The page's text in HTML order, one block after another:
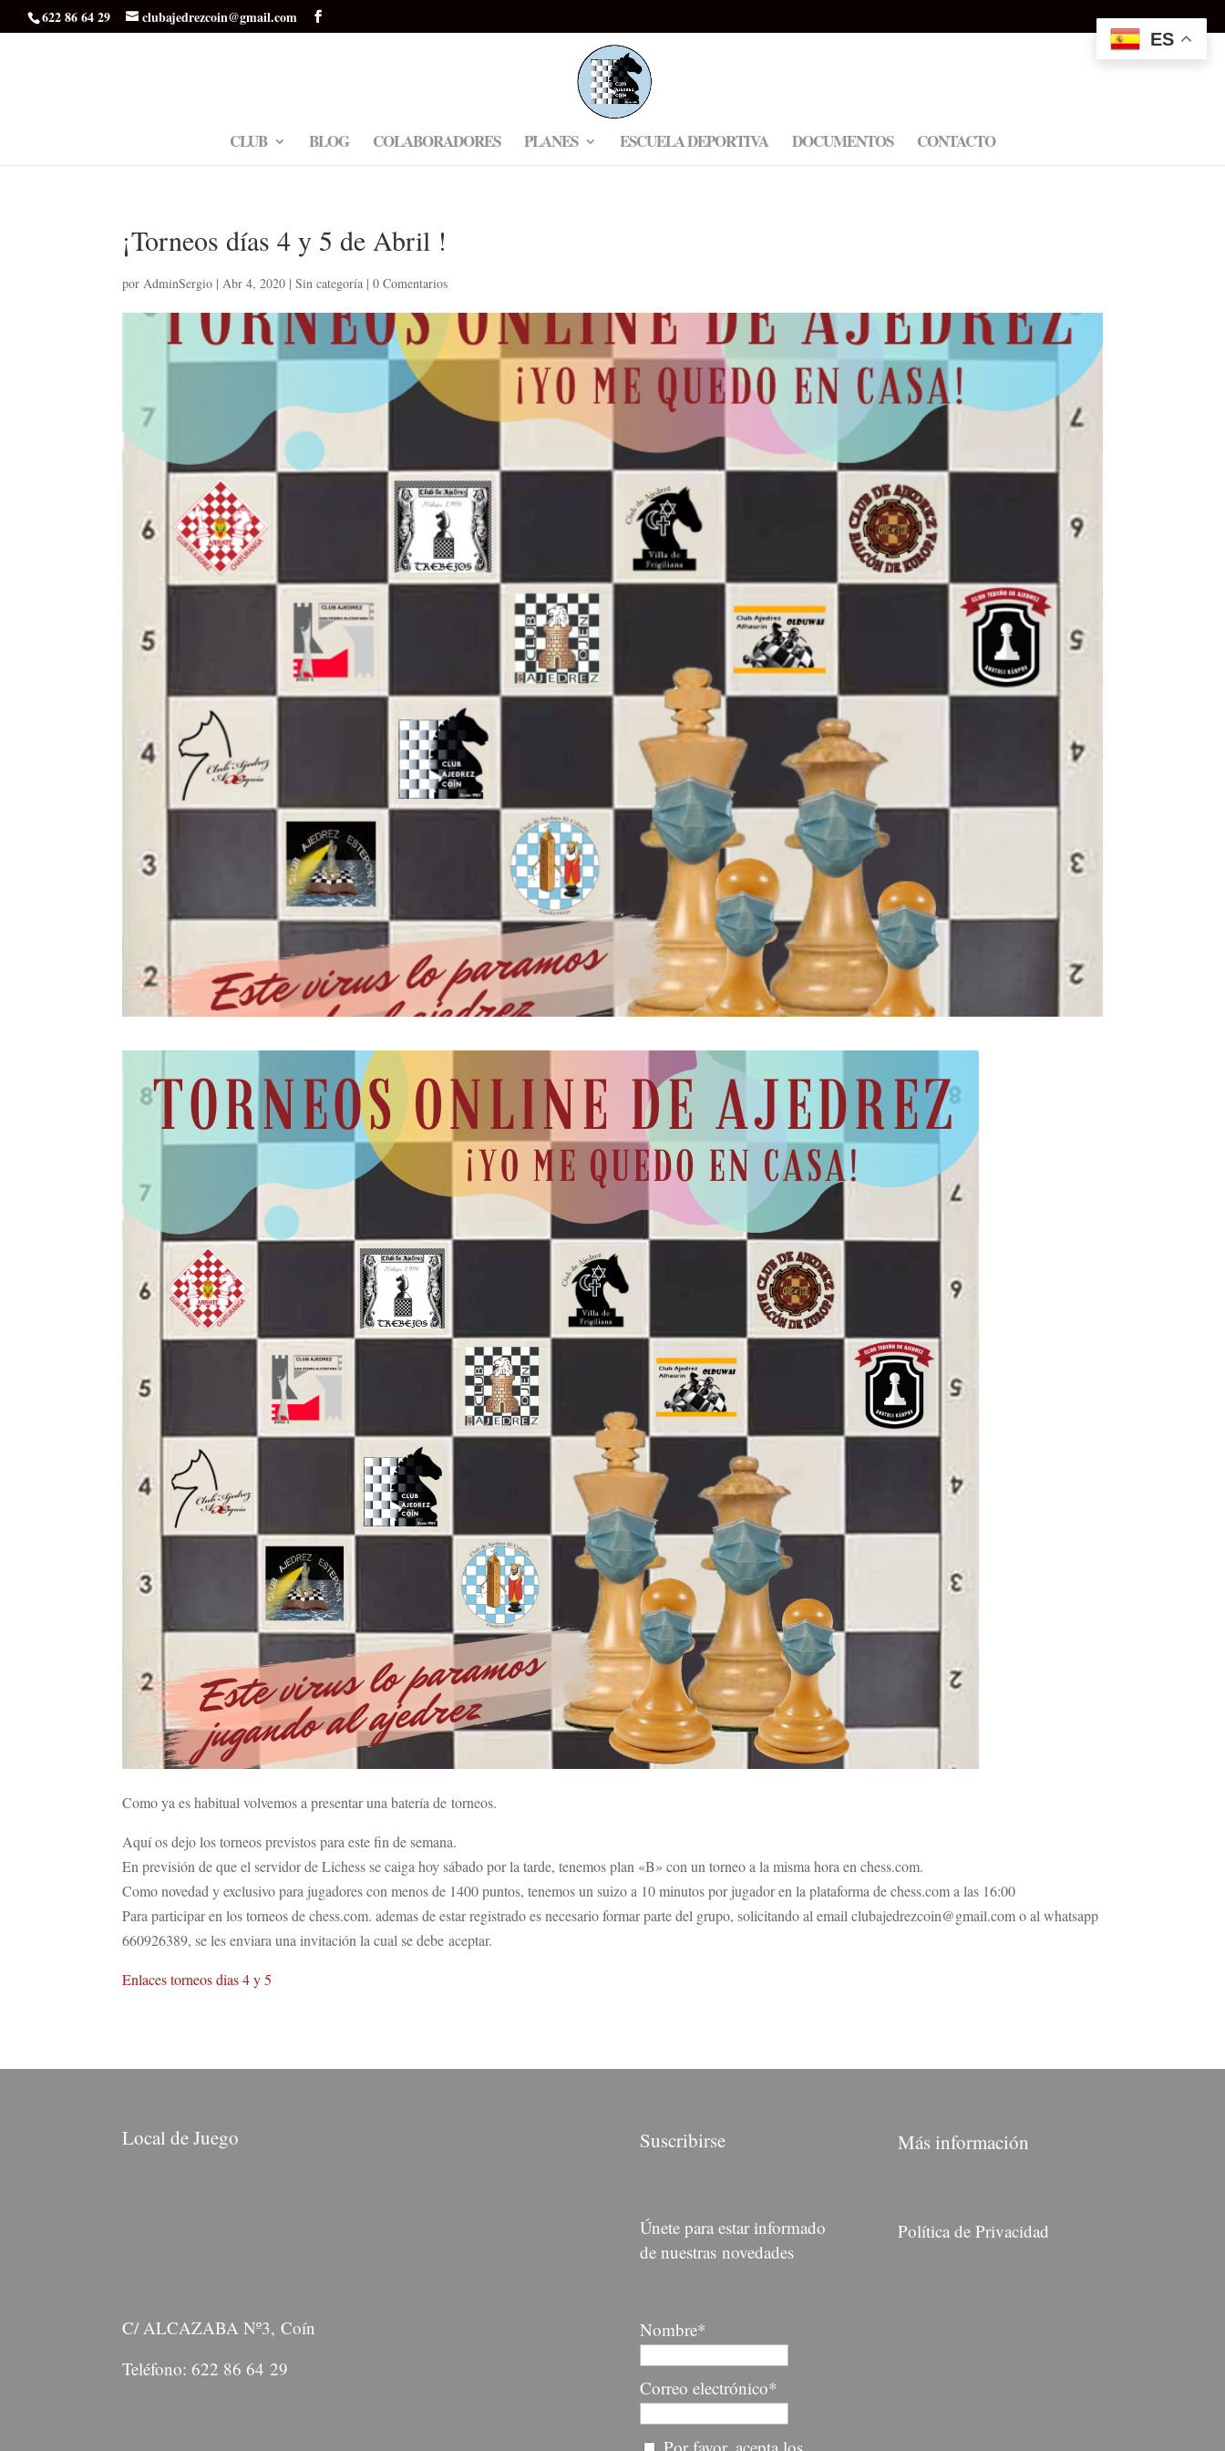
622 86 64 29 clubajedrezcoin@gmail.com
CLUB BLOG COLABORADORES PLANES ESCUELA DEPORTIVA DOCUMENTOS CONTACTO
¡Torneos días 4 y 5 de Abril !
porAdminSergio |Abr 4, 2020 |Sin categoría |0 Comentarios
Como ya es habitual volvemos a presentar una batería de torneos.
Aquí os dejo los torneos previstos para este fin de semana.
En previsión de que el servidor de Lichess se caiga hoy sábado por la tarde, tenemos plan «B» con un torneo a la misma hora en chess.com.
Como novedad y exclusivo para jugadores con menos de 1400 puntos, tenemos un suizo a 10 minutos por jugador en la plataforma de chess.com a las 16:00
Para participar en los torneos de chess.com. ademas de estar registrado es necesario formar parte del grupo, solicitando al email clubajedrezcoin@gmail.com o al whatsapp
660926389, se les enviara una invitación la cual se debe aceptar.
Enlaces torneos dias 4 y 5
Local de Juego
C/ ALCAZABA Nº3, Coín
Teléfono: 622 86 64 29
Suscribirse
Únete para estar informado
de nuestras novedades
Nombre*
Correo electrónico*
Más información
Política de Privacidad
ES